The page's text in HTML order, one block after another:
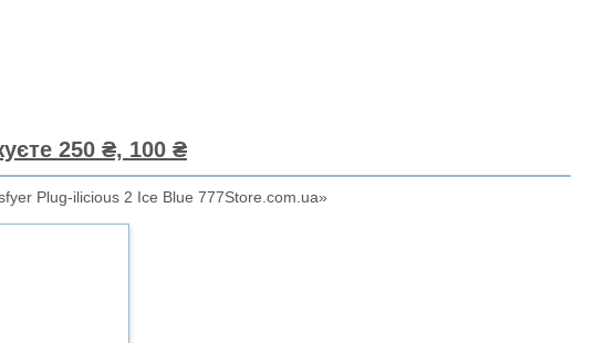
250 ₴, 100 ₴
Plug-ilicious 2 Ice Blue 777Store.com.ua»